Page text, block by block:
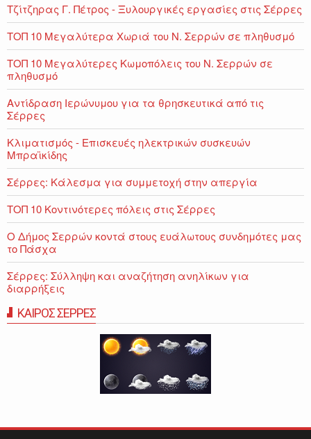
Τζίτζηρας Γ. Πέτρος - Ξυλουργικές εργασίες στις Σέρρες
ΤΟΠ 10 Μεγαλύτερα Χωριά του Ν. Σερρών σε πληθυσμό
ΤΟΠ 10 Μεγαλύτερες Κωμοπόλεις του Ν. Σερρών σε
πληθυσμό
Αντίδραση Ιερώνυμου για τα θρησκευτικά από τις
Σέρρες
Κλιματισμός - Επισκευές ηλεκτρικών συσκευών
Μπραϊκίδης
Σέρρες: Κάλεσμα για συμμετοχή στην απεργία
ΤΟΠ 10 Κοντινότερες πόλεις στις Σέρρες
Ο Δήμος Σερρών κοντά στους ευάλωτους συνδημότες μας
το Πάσχα
Σέρρες: Σύλληψη και αναζήτηση ανηλίκων για
διαρρήξεις
ΚΑΙΡΟΣ ΣΕΡΡΕΣ